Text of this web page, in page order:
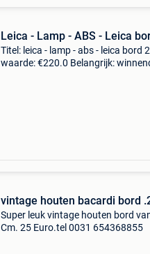
Leica - Lamp - ABS - Leica
Titel: leica - lamp - abs - leica bord
waarde: €220.0 Belangrijk:
Super leuk vintage houten bord
Cm. 25 Euro.tel 0031 654368855